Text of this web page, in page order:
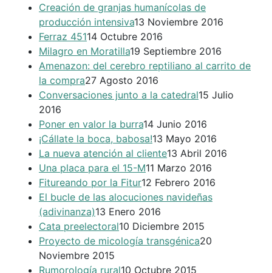
Creación de granjas humanícolas de
producción intensiva13 Noviembre 2016
Ferraz 45114 Octubre 2016
Milagro en Moratilla19 Septiembre 2016
Amenazon: del cerebro reptiliano al carrito de
la compra27 Agosto 2016
Conversaciones junto a la catedral15 Julio
2016
Poner en valor la burra14 Junio 2016
¡Cállate la boca, babosa!13 Mayo 2016
La nueva atención al cliente13 Abril 2016
Una placa para el 15-M11 Marzo 2016
Fitureando por la Fitur12 Febrero 2016
El bucle de las alocuciones navideñas
(adivinanza)13 Enero 2016
Cata preelectoral10 Diciembre 2015
Proyecto de micología transgénica20
Noviembre 2015
Rumorología rural10 Octubre 2015